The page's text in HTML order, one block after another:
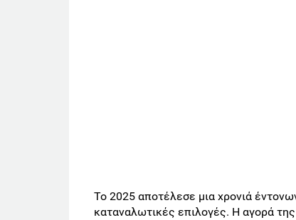
Το 2025 αποτέλεσε μια χρονιά
καταναλωτικές επιλογές. Η αγορά